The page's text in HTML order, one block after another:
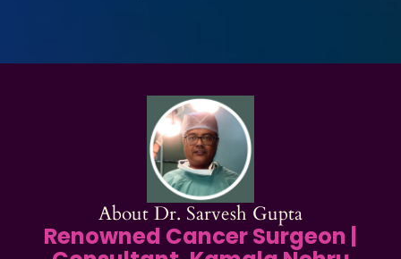
About Dr. Sarvesh Gupta
Renowned Cancer Surgeon |